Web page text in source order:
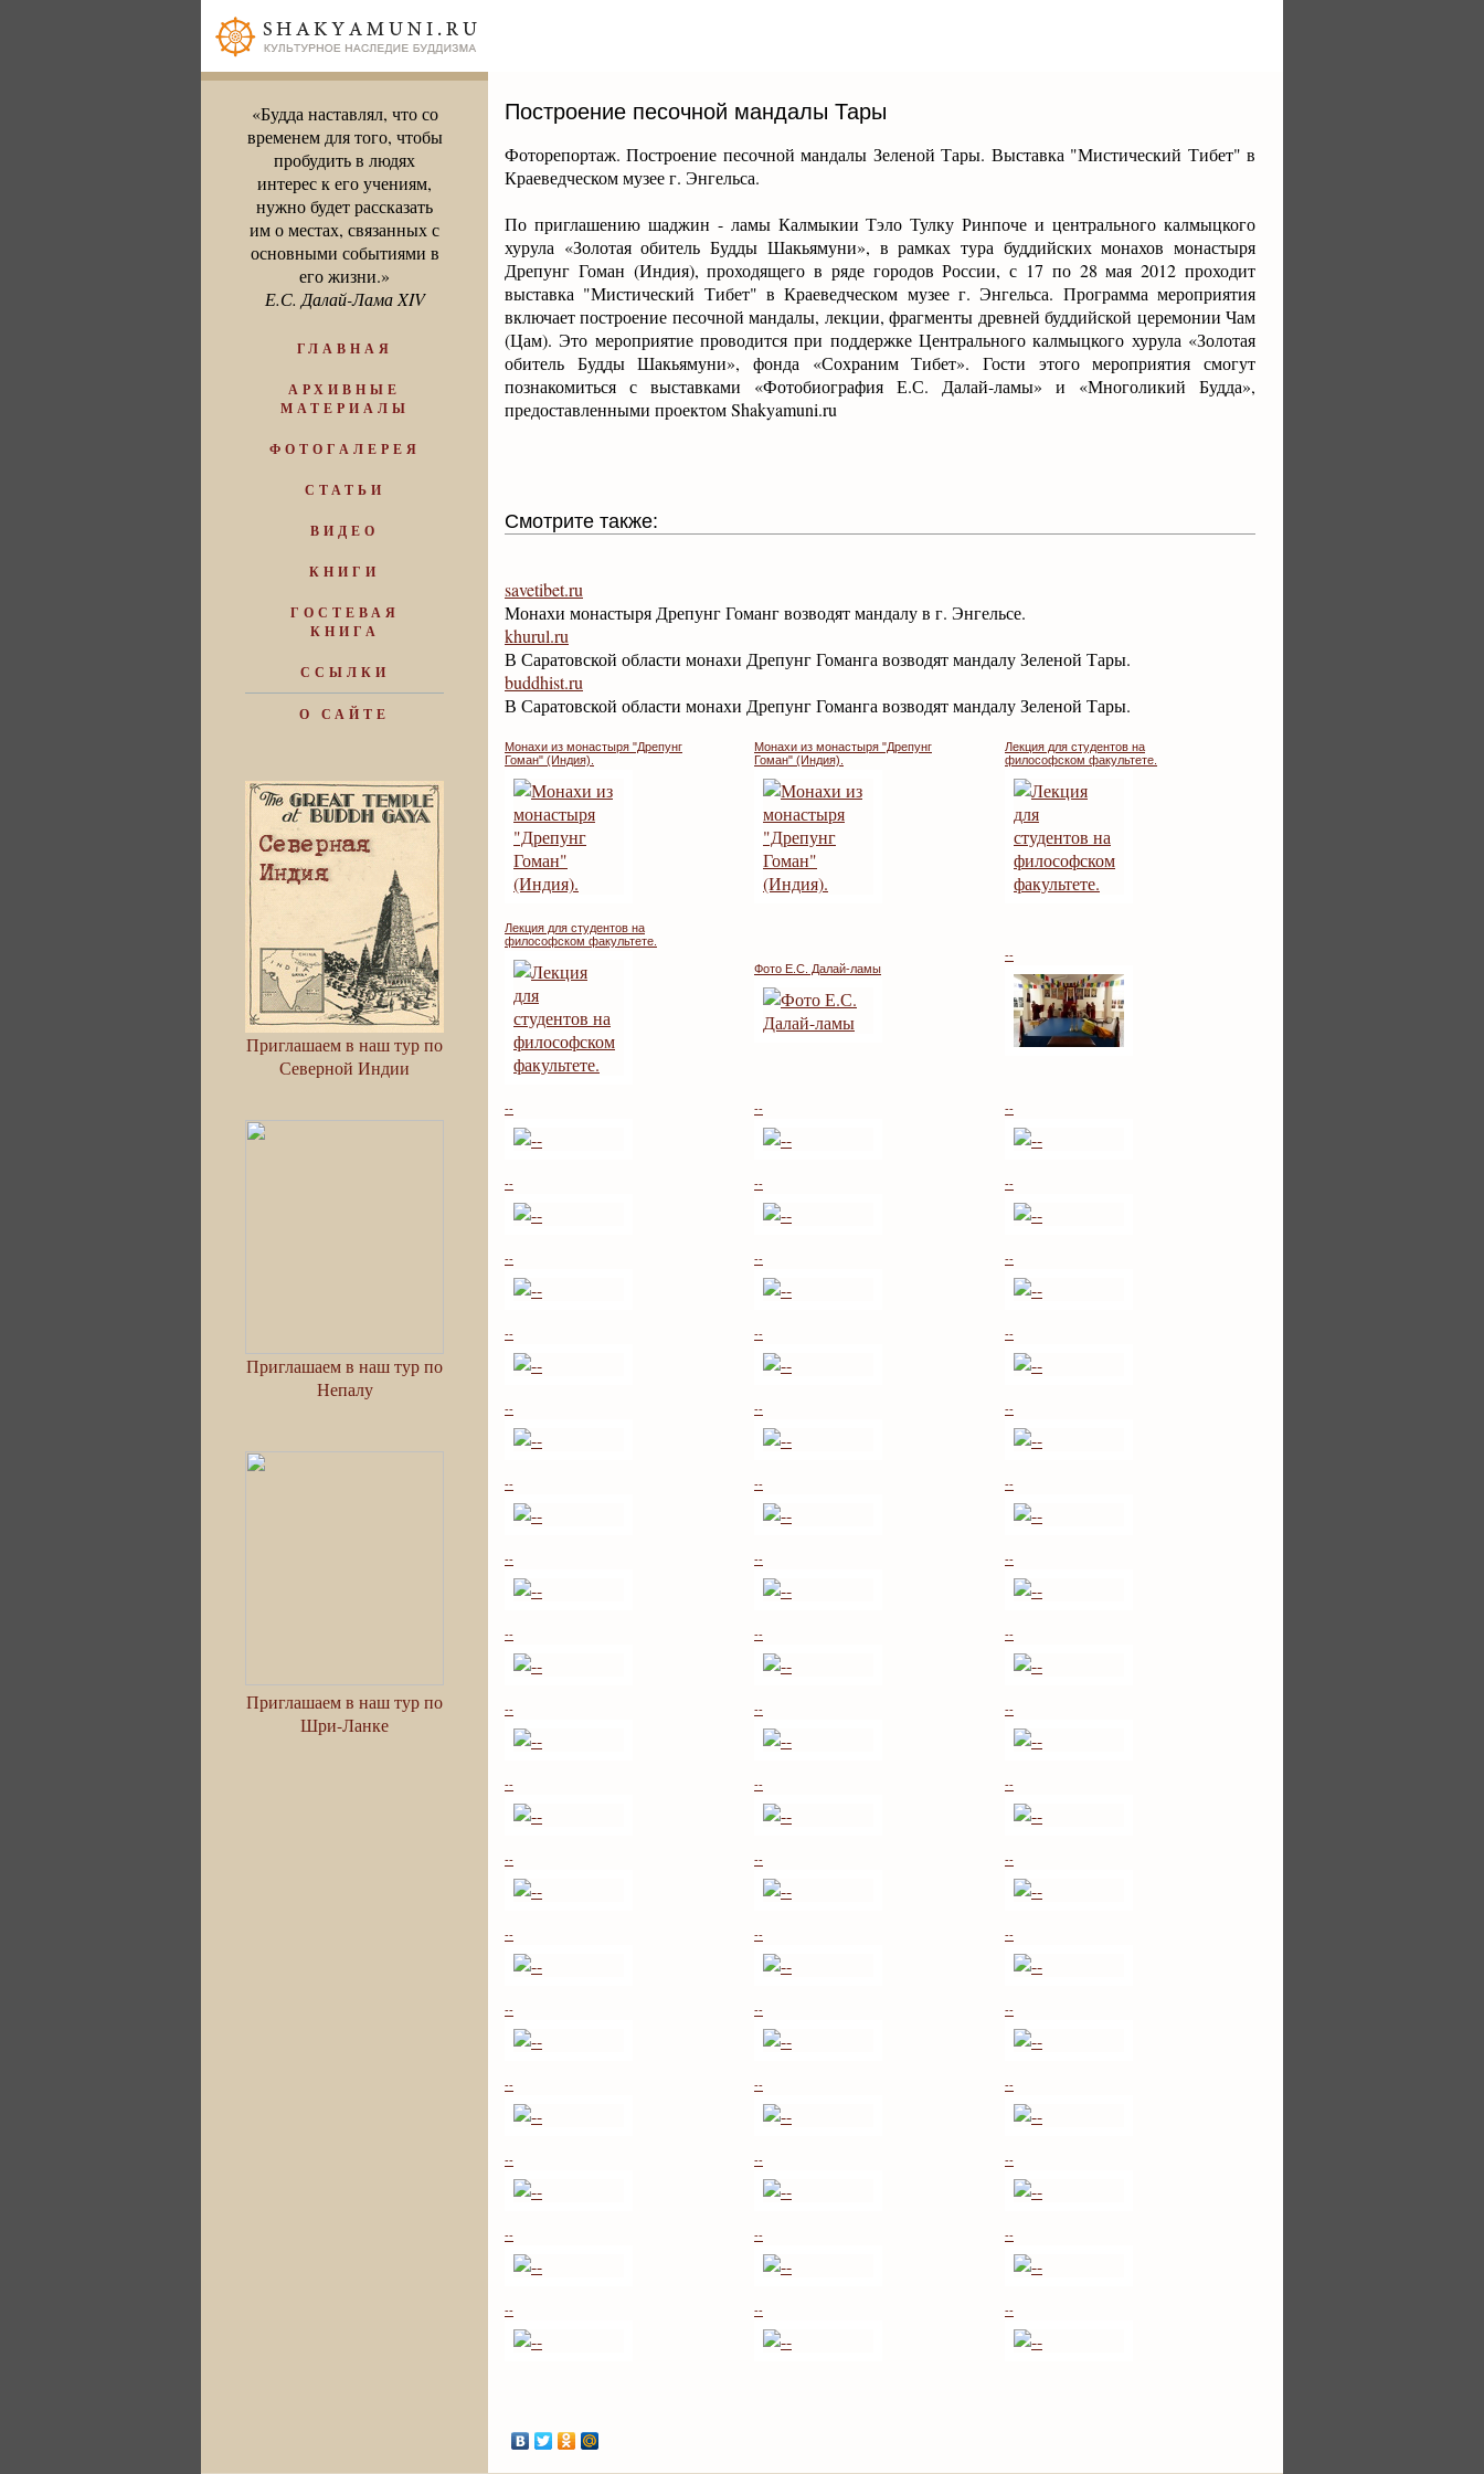
«Будда наставлял, что со
временем для того, чтобы
пробудить в людях
интерес к его учениям,
нужно будет рассказать
им о местах, связанных с
основными событиями в
его жизни.»
Е.С. Далай-Лама XIV
ГЛАВНАЯ
АРХИВНЫЕ
МАТЕРИАЛЫ
ФОТОГАЛЕРЕЯ
СТАТЬИ
ВИДЕО
КНИГИ
ГОСТЕВАЯ
КНИГА
ССЫЛКИ
О САЙТЕ
Приглашаем в наш тур по
Северной Индии
Приглашаем в наш тур по
Непалу
Приглашаем в наш тур по
Шри-Ланке
Построение песочной мандалы Тары
Фоторепортаж. Построение песочной мандалы Зеленой Тары. Выставка "Мистический Тибет" в
Краеведческом музее г. Энгельса.
По приглашению шаджин - ламы Калмыкии Тэло Тулку Ринпоче и центрального калмыцкого
хурула «Золотая обитель Будды Шакьямуни», в рамках тура буддийских монахов монастыря
Дрепунг Гоман (Индия), проходящего в ряде городов России, с 17 по 28 мая 2012 проходит
выставка "Мистический Тибет" в Краеведческом музее г. Энгельса. Программа мероприятия
включает построение песочной мандалы, лекции, фрагменты древней буддийской церемонии Чам
(Цам). Это мероприятие проводится при поддержке Центрального калмыцкого хурула «Золотая
обитель Будды Шакьямуни», фонда «Сохраним Тибет». Гости этого мероприятия смогут
познакомиться с выставками «Фотобиография Е.С. Далай-ламы» и «Многоликий Будда»,
предоставленными проектом Shakyamuni.ru
Смотрите также:
savetibet.ru
Монахи монастыря Дрепунг Гоманг возводят мандалу в г. Энгельсе.
khurul.ru
В Саратовской области монахи Дрепунг Гоманга возводят мандалу Зеленой Тары.
buddhist.ru
В Саратовской области монахи Дрепунг Гоманга возводят мандалу Зеленой Тары.
Монахи из монастыря "Дрепунг
Гоман" (Индия).
Монахи из монастыря "Дрепунг
Гоман" (Индия).
Лекция для студентов на
философском факультете.
Лекция для студентов на
философском факультете.
Фото Е.С. Далай-ламы
--
-- -- --
-- -- --
-- -- --
-- -- --
-- -- --
-- -- --
-- -- --
-- -- --
-- -- --
-- -- --
-- -- --
-- -- --
-- -- --
-- -- --
-- -- --
-- -- --
-- -- --